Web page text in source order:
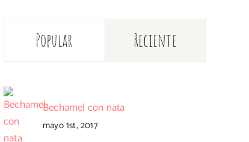
Popular Reciente
Bechamel con nata
mayo 1st, 2017